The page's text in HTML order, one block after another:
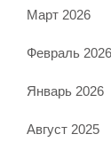
Март 2026
Февраль 2026
Январь 2026
Август 2025